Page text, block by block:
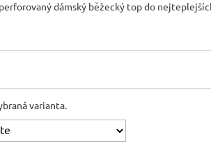
dámský běžecký top do
varianta.